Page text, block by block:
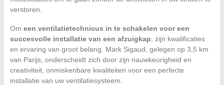
verstoren.
Om een ventilatietechnicus in te schakelen voor een
succesvolle installatie van een afzuigkap , zijn kwalificaties
en ervaring van groot belang. Mark Sigaud, gelegen op 3,5 km
van Parijs, onderscheidt zich door zijn nauwkeurigheid en
creativiteit, onmiskenbare kwaliteiten voor een perfecte
installatie van uw ventilatiesysteem.